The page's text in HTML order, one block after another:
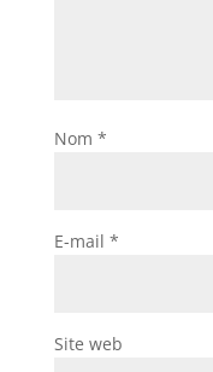
Nom *
E-mail *
Site web